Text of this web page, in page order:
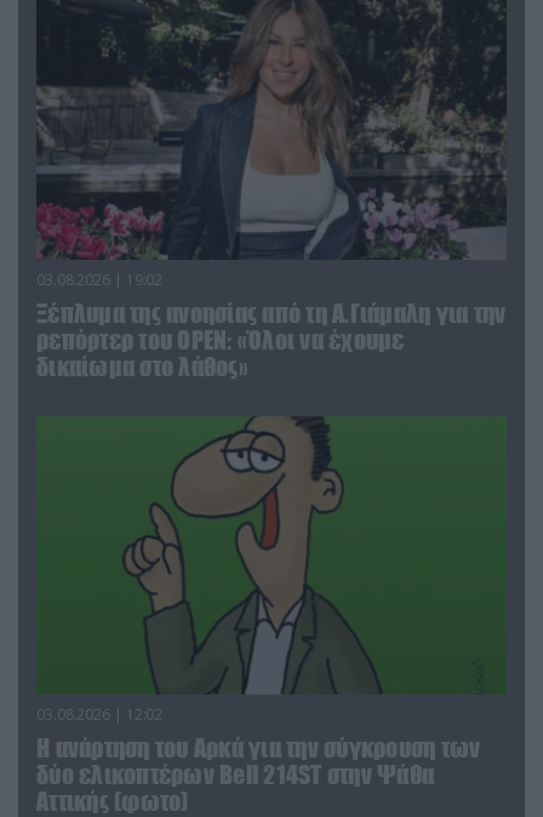
03.08.2026 | 19:02
Ξέπλυμα της ανοησίας από τη Α.Γιάμαλη για την
ρεπόρτερ του ΟΡΕΝ: «Όλοι να έχουμε
δικαίωμα στο λάθος»
03.08.2026 | 12:02
Η ανάρτηση του Αρκά για την σύγκρουση των
δύο ελικοπτέρων Bell 214ST στην Ψάθα
Αττικής (φωτο)